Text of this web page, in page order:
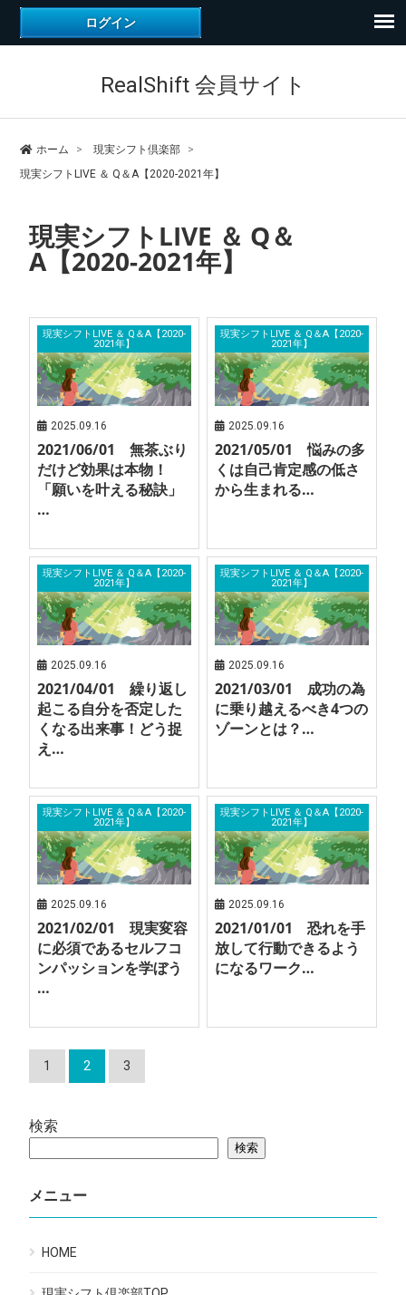
RealShift 会員サイト
ホーム
現実シフト倶楽部
現実シフトLIVE ＆ Q＆A【2020-2021年】
現実シフトLIVE ＆ Q＆
A【2020-2021年】
現実シフトLIVE ＆ Q＆A【2020-
2021年】
2025.09.16
2021/06/01 無茶ぶり
だけど効果は本物！
「願いを叶える秘訣」
…
現実シフトLIVE ＆ Q＆A【2020-
2021年】
2025.09.16
2021/05/01 悩みの多
くは自己肯定感の低さ
から生まれる…
現実シフトLIVE ＆ Q＆A【2020-
2021年】
2025.09.16
2021/04/01 繰り返し
起こる自分を否定した
くなる出来事！どう捉
え…
現実シフトLIVE ＆ Q＆A【2020-
2021年】
2025.09.16
2021/03/01 成功の為
に乗り越えるべき4つの
ゾーンとは？…
現実シフトLIVE ＆ Q＆A【2020-
2021年】
2025.09.16
2021/02/01 現実変容
に必須であるセルフコ
ンパッションを学ぼう
…
現実シフトLIVE ＆ Q＆A【2020-
2021年】
2025.09.16
2021/01/01 恐れを手
放して行動できるよう
になるワーク…
1 2 3
検索
検索
メニュー
HOME